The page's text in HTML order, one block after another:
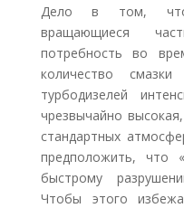
Дело в том, что
вращающиеся
потребность во
количество
турбодизелей
чрезвычайно
стандартных
предположить, что
быстрому
Чтобы этого